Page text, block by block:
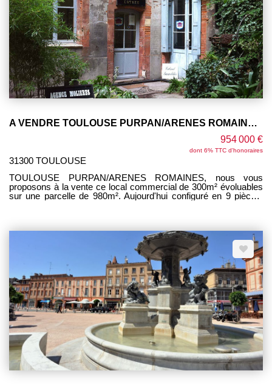
A VENDRE TOULOUSE PURPAN/ARENES ROMAINES - Local commercial 300m² - toutes activités - parkings
954 000 €
dont 6% TTC d'honoraires
31300 TOULOUSE
TOULOUSE PURPAN/ARENES ROMAINES, nous vous
proposons à la vente ce local commercial de 300m² évoluables
sur une parcelle de 980m². Aujourd'hui configuré en 9 pièces,
bien entendu modulable en fonction de votre projet d'exploitation.
HSP allant de 3.30m minimum à 5.5m. Le local est triphasé.
charpente bois. Toutes activités possibles: métiers de bouche,
commerces alimentaires, cabinet médical et autres. Les
anciennes activités ont été notamment de la boulangerie
industrielle. 20 places de parkings (15 à l'avant, 5 à l'arrière).
POSSIBILITE DE LOCATION A 3000€ HT/HC PAR MOIS
Transports en commun à proximité immédiate (arrêt de tram à
100m, futur ligne métro C à 500m) N'hésitez pas à nous
contacter pour de plus amples information et organiser une
visite